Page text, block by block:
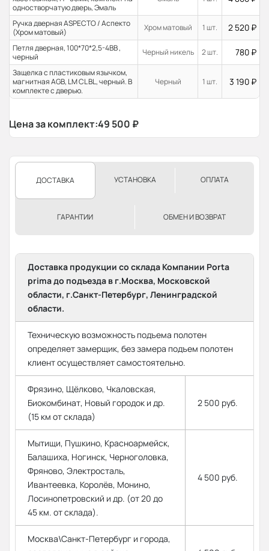
одностворчатую дверь, Эмаль
Ручка дверная ASPECTO / Аспекто
(Хром матовый)
Хром матовый 1 шт. 2 520 ₽
Петля дверная, 100*70*2,5-4ВВ ,
черный
Черный никель 2 шт. 780 ₽
Защелка с пластиковым язычком,
магнитная AGB, LM CL BL, черный. В
комплекте с дверью.
Черный 1 шт. 3 190 ₽
Цена за комплект:49 500 ₽
ДОСТАВКА УСТАНОВКА ОПЛАТА
ГАРАНТИИ ОБМЕН И ВОЗВРАТ
Доставка продукции со склада Компании Porta
prima до подъезда в г.Москва, Московской
области, г.Санкт-Петербург, Ленинградской
области.
Техническую возможность подъема полотен
определяет замерщик, без замера подъем полотен
клиент осуществляет самостоятельно.
Фрязино, Щёлково, Чкаловская,
Биокомбинат, Новый городок и др.
(15 км от склада)
2 500 руб.
Мытищи, Пушкино, Красноармейск,
Балашиха, Ногинск, Черноголовка,
Фряново, Электросталь,
Ивантеевка, Королёв, Монино,
Лосинопетровский и др. (от 20 до
45 км. от склада).
4 500 руб.
Москва\Санкт-Петербург и города,